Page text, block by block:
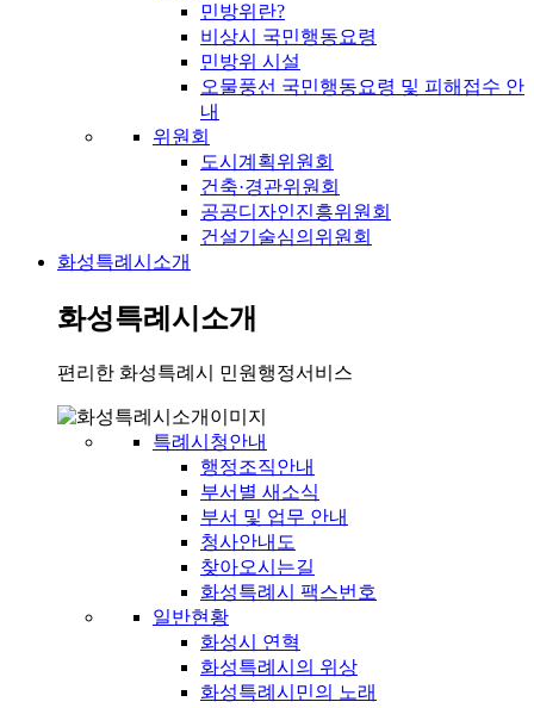
민방위란?
비상시 국민행동요령
민방위 시설
오물풍선 국민행동요령 및 피해접수 안
내
위원회
도시계획위원회
건축·경관위원회
공공디자인진흥위원회
건설기술심의위원회
화성특례시소개
화성특례시소개
편리한 화성특례시 민원행정서비스
특례시청안내
행정조직안내
부서별 새소식
부서 및 업무 안내
청사안내도
찾아오시는길
화성특례시 팩스번호
일반현황
화성시 연혁
화성특례시의 위상
화성특례시민의 노래